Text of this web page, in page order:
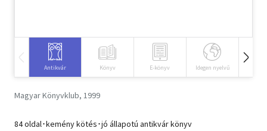
Történelem
Antikvár Könyv E-könyv Idegen nyelvű
Magyar Könyvklub, 1999
84 oldal･kemény kötés･jó állapotú antikvár könyv